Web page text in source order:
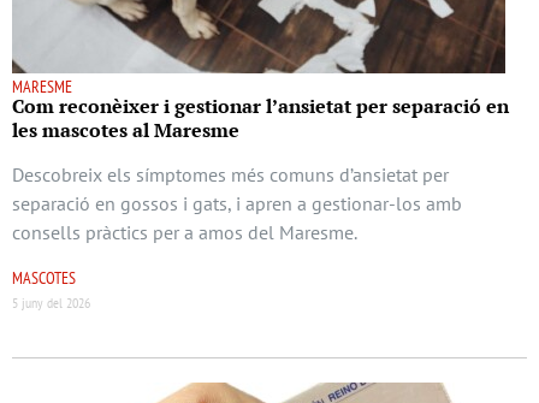
MARESME
Com reconèixer i gestionar l’ansietat per separació en
les mascotes al Maresme
Descobreix els símptomes més comuns d’ansietat per
separació en gossos i gats, i apren a gestionar-los amb
consells pràctics per a amos del Maresme.
MASCOTES
5 juny del 2026